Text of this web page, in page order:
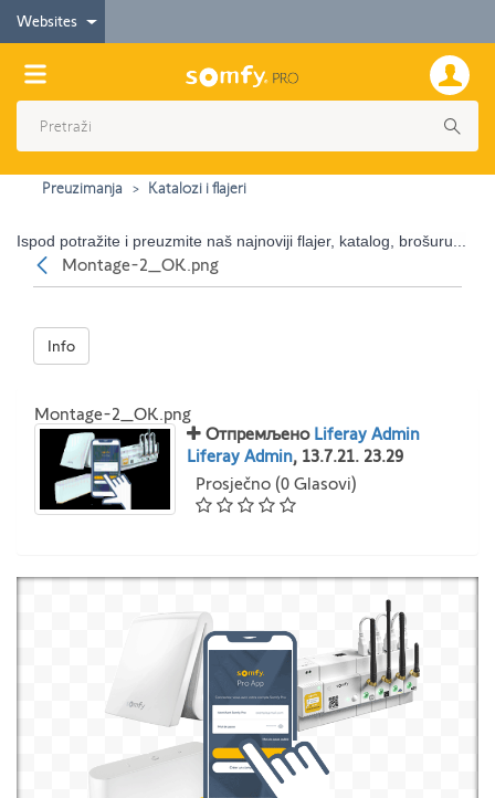
Websites
Preuzimanja Katalozi i flajeri
Ispod potražite i preuzmite naš najnoviji flajer, katalog, brošuru...
Nazad
Montage-2_OK.png
Info
Montage-2_OK.png
Отпремљено Liferay Admin
Liferay Admin, 13.7.21. 23.29
Prosječno (0 Glasovi)